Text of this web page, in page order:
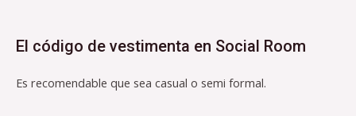
El código de vestimenta en Social Room
Es recomendable que sea casual o semi formal.